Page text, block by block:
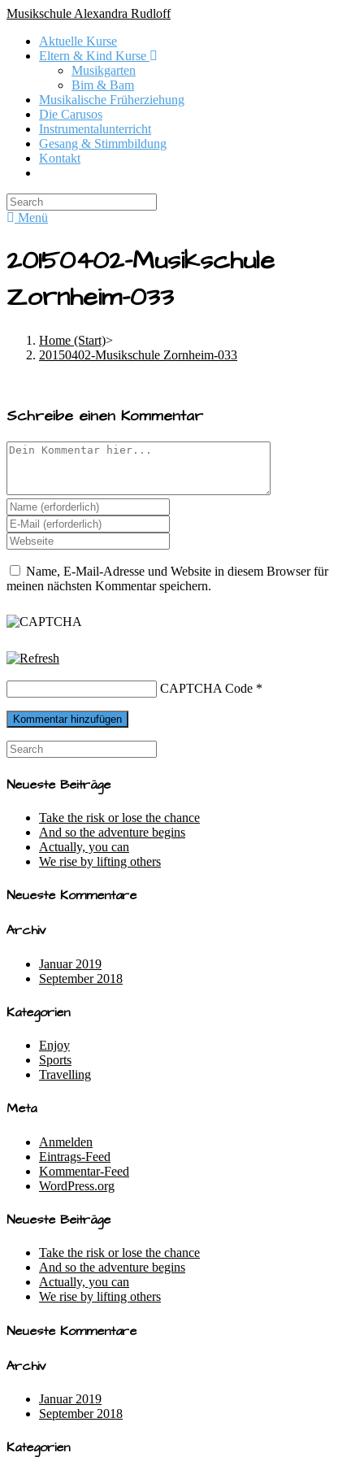
Skip
content
Musikschule Alexandra Rudloff
Aktuelle Kurse
Eltern & Kind Kurse
Musikgarten
Bim & Bam
Musikalische Früherziehung
Die Carusos
Instrumentalunterricht
Gesang & Stimmbildung
Kontakt
Search
for:Menü
20150402-Musikschule
Zornheim-033
Home (Start)>
20150402-Musikschule Zornheim-033
Schreibe einen Kommentar
Comment
Enter
your
name
or
username
Enter
your
email
Enter
your
website
URL
Name, E-Mail-Adresse und Website in diesem Browser für
meinen nächsten Kommentar speichern.
CAPTCHA Code *
Search
for:
Neueste Beiträge
Take the risk or lose the chance
And so the adventure begins
Actually, you can
We rise by lifting others
Neueste Kommentare
Archiv
Januar 2019
September 2018
Kategorien
Enjoy
Sports
Travelling
Meta
Anmelden
Eintrags-Feed
Kommentar-Feed
WordPress.org
Neueste Beiträge
Take the risk or lose the chance
And so the adventure begins
Actually, you can
We rise by lifting others
Neueste Kommentare
Archiv
Januar 2019
September 2018
Kategorien